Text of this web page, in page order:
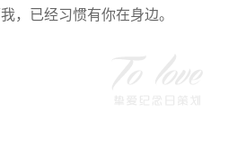
，已经习惯有你在身边。